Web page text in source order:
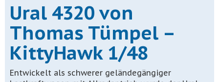
Ural 4320 von
Thomas Tümpel –
KittyHawk 1/48
Entwickelt als schwerer geländegängiger